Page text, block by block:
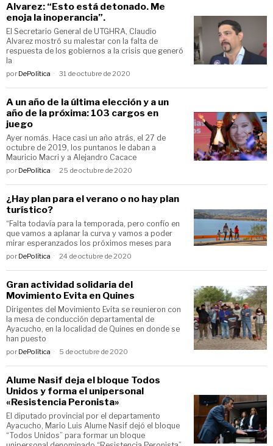
Alvarez: “Esto está detonado. Me
enoja la inoperancia”.
El Secretario General de UTGHRA, Claudio
Alvarez mostró su malestar con la falta de
respuesta de los gobiernos a la crisis que generó
la
por DePolítica 31 de octubre de 2020
A un año de la última elección y a un
año de la próxima: 103 cargos en
juego
Ayer nomás. Hace casi un año atrás, el 27 de
octubre de 2019, los puntanos le daban a
Mauricio Macri y a Alejandro Cacace
por DePolítica 25 de octubre de 2020
¿Hay plan para el verano o no hay plan
turístico?
“Falta todavía para la temporada, pero confío en
que vamos a aplanar la curva y vamos a poder
mirar esperanzados los próximos meses para
por DePolítica 24 de octubre de 2020
Gran actividad solidaria del
Movimiento Evita en Quines
Dirigentes del Movimiento Evita se reunieron con
la mesa de conducción departamental de
Ayacucho, en la localidad de Quines en donde se
han puesto
por DePolítica 5 de octubre de 2020
Alume Nasif deja el bloque Todos
Unidos y forma el unipersonal
«Resistencia Peronista»
El diputado provincial por el departamento
Ayacucho, Mario Luis Alume Nasif dejó el bloque
“Todos Unidos” para formar un bloque